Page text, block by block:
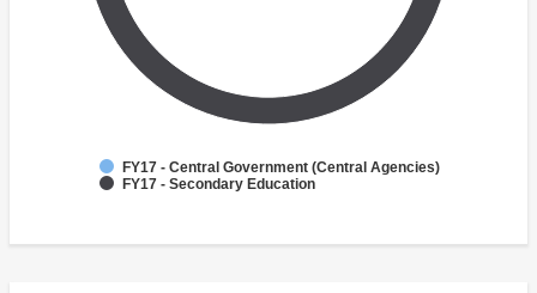
FY17 - Central Government (Central Agencies)
FY17 - Secondary Education